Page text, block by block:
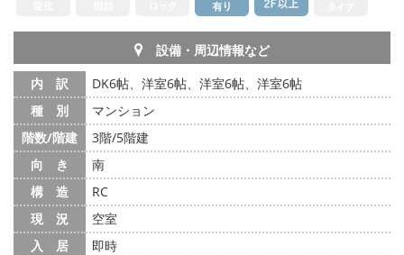
設備・周辺情報など
内 訳
DK6帖、洋室6帖、洋室6帖、洋室6帖
種 別
マンション
階数/階建
3階/5階建
向 き
南
構 造
RC
現 況
空室
入 居
即時